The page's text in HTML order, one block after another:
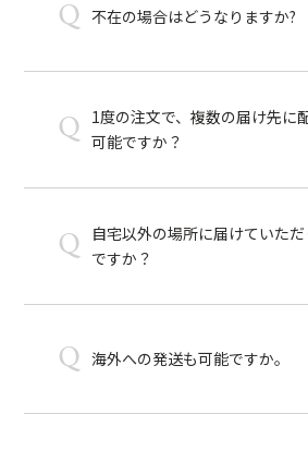
Q 不在の場合はどうなりますか?
Q 1度の注文で、複数の届け先に
可能ですか？
Q
自宅以外の場所に届けていた
ですか？
Q 海外への発送も可能ですか。